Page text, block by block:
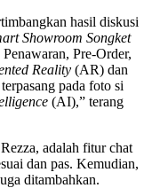
hasil diskusi
Showroom Songket
Pre-Order,
Reality (AR) dan
pada foto si
(AI),” terang
adalah fitur chat
dan pas. Kemudian,
ditambahkan.